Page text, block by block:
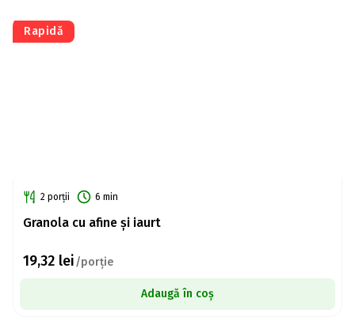
Rapidă
2 porții 6 min
Granola cu afine și iaurt
19,32 lei/porție
Adaugă în coș